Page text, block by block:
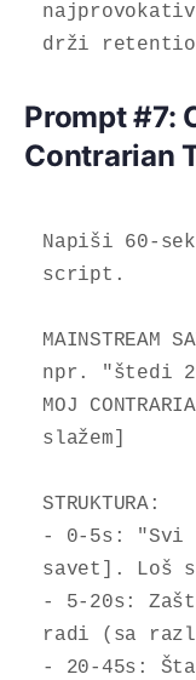
drži
Prompt #7:
Contrarian
Napiši 60-
script.
npr. "štedi
MOJ
slažem]
STRUKTURA:
- 0-5s: "Svi
savet]. Loš
- 5-20s:
radi (sa
- 20-45s: